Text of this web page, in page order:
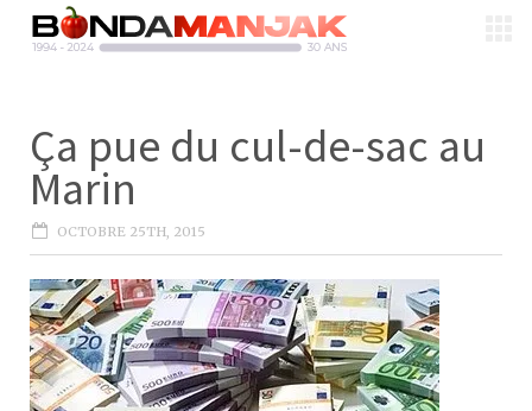
Ça pue du cul-de-sac au
Marin
OCTOBRE 25TH, 2015